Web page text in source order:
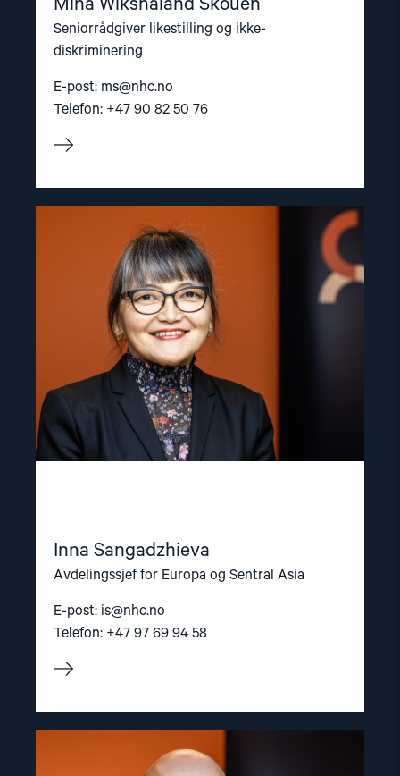
Seniorrådgiver likestilling og ikke-
diskriminering
E-post: ms@nhc.no
Telefon: +47 90 82 50 76
Inna Sangadzhieva
Avdelingssjef for Europa og Sentral Asia
E-post: is@nhc.no
Telefon: +47 97 69 94 58
"Inna
Sangadzhieva"
article
"Dag